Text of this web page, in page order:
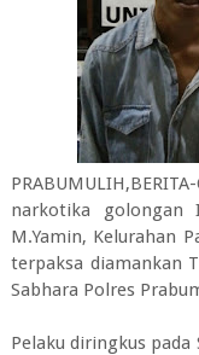
narkotika golongan
M.Yamin, Kelurahan
terpaksa diamankan
Sabhara Polres
Pelaku diringkus